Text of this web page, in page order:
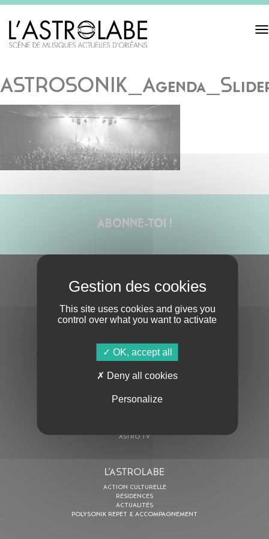
ABONNE-TOI !
S'ABONNER À LA NEWSLETTER
ASTRO TV
L’ASTROLABE
ACTION CULTURELLE
RÉSIDENCES
ACTUALITÉS
POLYSONIK REPET & ACCOMPAGNEMENT
This site uses cookies and gives you
control over what you want to activate
OK, accept all
Deny all cookies
Personalize